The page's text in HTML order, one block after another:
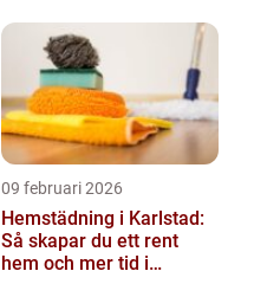
09 februari 2026
Hemstädning i Karlstad:
Så skapar du ett rent
hem och mer tid i